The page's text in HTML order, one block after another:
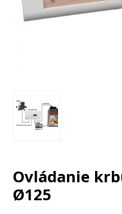
Ovládanie
Ø125